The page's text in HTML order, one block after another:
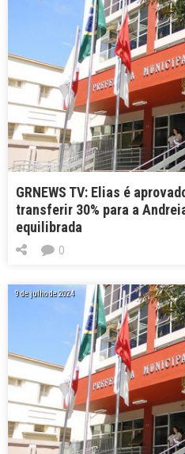
GRNEWS TV: Elias é
transferir 30% para a
equilibrada
0
9 de julho de 2024